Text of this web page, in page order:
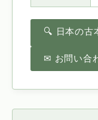
🔍 日本の古
✉ お問い合